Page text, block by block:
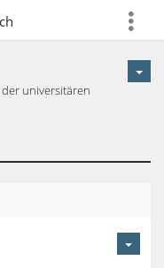
more
universitären